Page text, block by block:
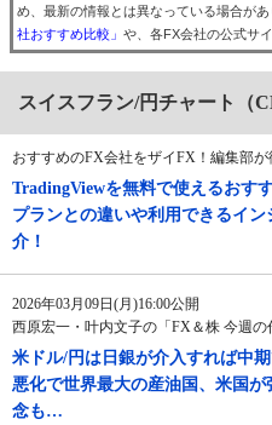
め、最新の情報とは異なっている場合が
社おすすめ比較」 や、各FX会社の公式サ
スイスフラン/円チャート（
おすすめのFX会社をザイFX！編集部が
TradingViewを無料で使えるおす
プランとの違いや利用できるイ
介！
2026年03月09日(月)16:00公開
西原宏一・叶内文子の「FX＆株 今週の
米ドル/円は日銀が介入すれば中
悪化で世界最大の産油国、米国
念も…